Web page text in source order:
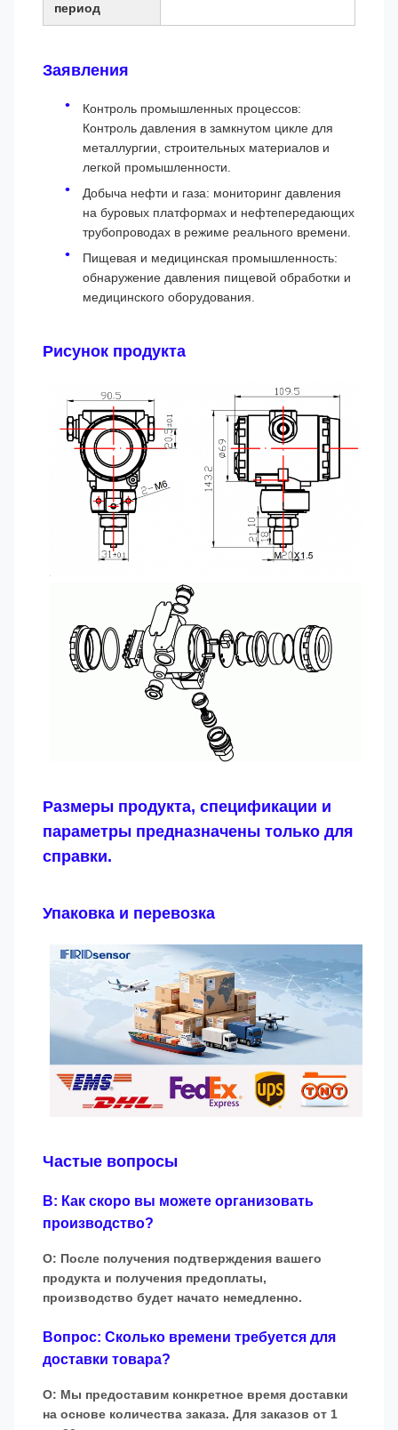
период
Заявления
Контроль промышленных процессов:
Контроль давления в замкнутом цикле для
металлургии, строительных материалов и
легкой промышленности.
Добыча нефти и газа: мониторинг давления
на буровых платформах и нефтепередающих
трубопроводах в режиме реального времени.
Пищевая и медицинская промышленность:
обнаружение давления пищевой обработки и
медицинского оборудования.
Рисунок продукта
Размеры продукта, спецификации и
параметры предназначены только для
справки.
Упаковка и перевозка
Частые вопросы
В: Как скоро вы можете организовать
производство?
О: После получения подтверждения вашего
продукта и получения предоплаты,
производство будет начато немедленно.
Вопрос: Сколько времени требуется для
доставки товара?
О: Мы предоставим конкретное время доставки
на основе количества заказа. Для заказов от 1